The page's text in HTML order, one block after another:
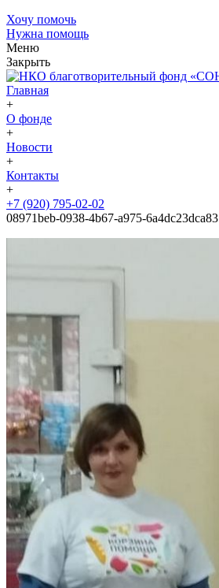
Хочу помочь
Нужна помощь
Меню
Закрыть
Главная
+
О фонде
+
Новости
+
Контакты
+
+7 (920) 795-02-02
08971beb-0938-4b67-a975-6a4dc23dca83